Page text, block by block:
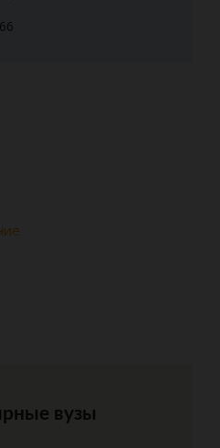
вузы